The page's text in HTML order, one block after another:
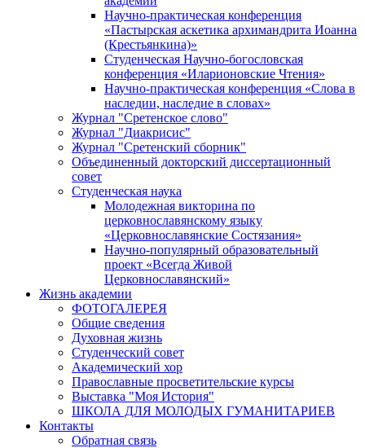
Научно-практическая конференция
«Пастырская аскетика архимандрита Иоанна
(Крестьянкина)»
Студенческая Научно-богословская
конференция «Иларионовские Чтения»
Научно-практическая конференция «Cлова в
наследии, наследие в словах»
Журнал "Сретенское слово"
Журнал "Диакрисис"
Журнал "Сретенский сборник"
Объединенный докторский диссертационный
совет
Студенческая наука
Молодежная викторина по
церковнославянскому языку
«Церковнославянские Состязания»
Научно-популярный образовательный
проект «Всегда Живой
Церковнославянский»
Жизнь академии
ФОТОГАЛЕРЕЯ
Общие сведения
Духовная жизнь
Студенческий совет
Академический хор
Православные просветительские курсы
Выставка "Моя История"
ШКОЛА ДЛЯ МОЛОДЫХ ГУМАНИТАРИЕВ
Контакты
Обратная связь